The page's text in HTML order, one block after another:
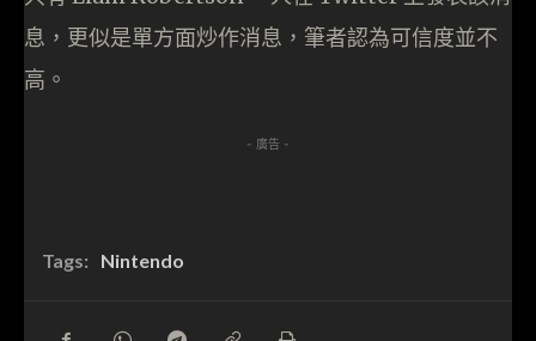
息，更似是單方面炒作消息，筆者認為可信度並不
高。
- 廣告 -
Tags: Nintendo